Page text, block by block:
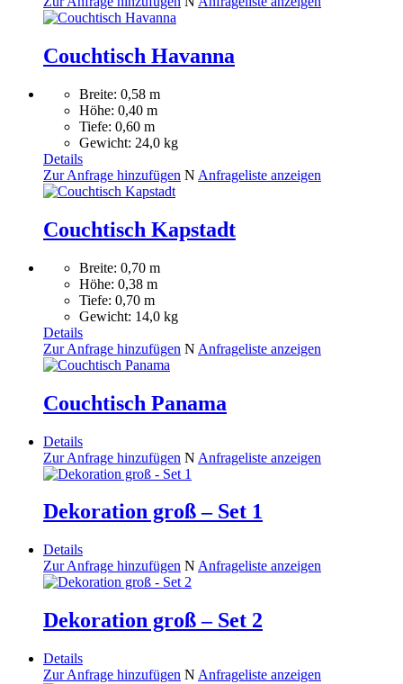
Couchtisch Havanna
Breite: 0,58 m
Höhe: 0,40 m
Tiefe: 0,60 m
Gewicht: 24,0 kg
Details
Zur Anfrage hinzufügen N Anfrageliste anzeigen
Couchtisch Kapstadt
Breite: 0,70 m
Höhe: 0,38 m
Tiefe: 0,70 m
Gewicht: 14,0 kg
Details
Zur Anfrage hinzufügen N Anfrageliste anzeigen
Couchtisch Panama
Details
Zur Anfrage hinzufügen N Anfrageliste anzeigen
Dekoration groß – Set 1
Details
Zur Anfrage hinzufügen N Anfrageliste anzeigen
Dekoration groß – Set 2
Details
Zur Anfrage hinzufügen N Anfrageliste anzeigen